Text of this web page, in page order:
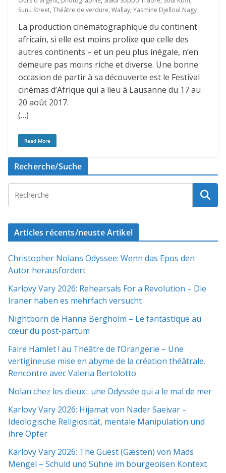
Sunu Street, Théâtre de verdure, Wallay, Yasmine Djelloul Nagy
La production cinématographique du continent
africain, si elle est moins prolixe que celle des
autres continents – et un peu plus inégale, n’en
demeure pas moins riche et diverse. Une bonne
occasion de partir à sa découverte est le Festival
cinémas d’Afrique qui a lieu à Lausanne du 17 au
20 août 2017.
(…)
Read More
Recherche/Suche
Articles récents/neuste Artikel
Christopher Nolans Odyssee: Wenn das Epos den
Autor herausfordert
Karlovy Vary 2026: Rehearsals For a Revolution – Die
Iraner haben es mehrfach versucht
Nightborn de Hanna Bergholm – Le fantastique au
cœur du post-partum
Faire Hamlet ! au Théâtre de l’Orangerie – Une
vertigineuse mise en abyme de la création théâtrale.
Rencontre avec Valeria Bertolotto
Nolan chez les dieux : une Odyssée qui a le mal de mer
Karlovy Vary 2026: Hijamat von Nader Saeivar​​ –
Ideologische Religiosität, mentale Manipulation und
ihre Opfer
Karlovy Vary 2026: The Guest (Gæsten) von Mads
Mengel – Schuld und Sühne im bourgeoisen Kontext